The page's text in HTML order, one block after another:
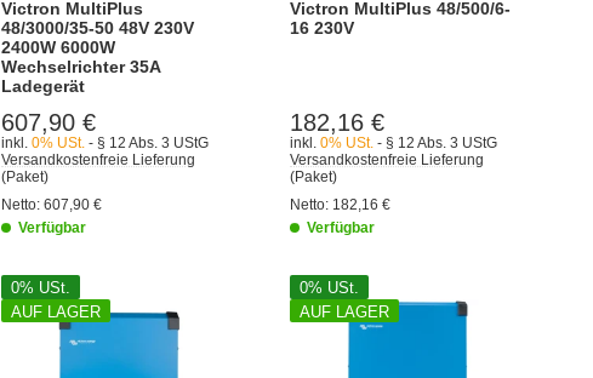
Victron MultiPlus
48/3000/35-50 48V 230V
2400W 6000W
Wechselrichter 35A
Ladegerät
607,90 €
inkl. 0% USt. - § 12 Abs. 3 UStG
Versandkostenfreie Lieferung
(Paket)
Netto: 607,90 €
Verfügbar
Victron MultiPlus 48/500/6-
16 230V
182,16 €
inkl. 0% USt. - § 12 Abs. 3 UStG
Versandkostenfreie Lieferung
(Paket)
Netto: 182,16 €
Verfügbar
0% USt.
AUF LAGER
0% USt.
AUF LAGER